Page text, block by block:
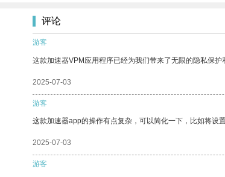
评论
游客
这款加速器VPM应用程序已经为我们带来了无限的隐私保护
2025-07-03
游客
这款加速器app的操作有点复杂，可以简化一下，比如将设
2025-07-03
游客